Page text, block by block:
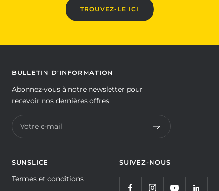
TROUVEZ-LE ICI
BULLETIN D'INFORMATION
Abonnez-vous à notre newsletter pour
recevoir nos dernières offres
Votre e-mail
SUNSLICE
Termes et conditions
SUIVEZ-NOUS